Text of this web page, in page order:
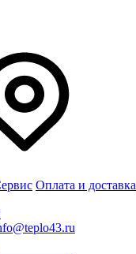
Оплата и доставка